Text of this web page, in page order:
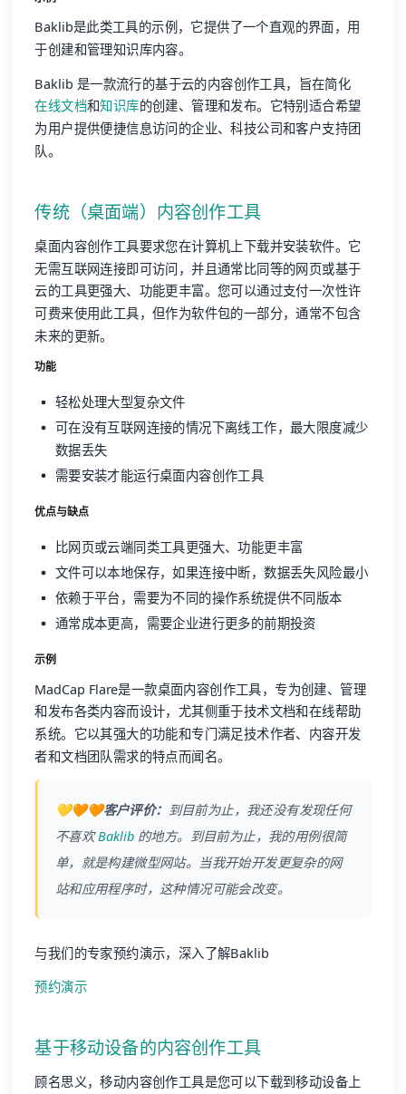
Baklib是此类工具的示例，它提供了一个直观的界面，用
于创建和管理知识库内容。
Baklib 是一款流行的基于云的内容创作工具，旨在简化
在线文档和知识库的创建、管理和发布。它特别适合希望
为用户提供便捷信息访问的企业、科技公司和客户支持团
队。
传统（桌面端）内容创作工具
桌面内容创作工具要求您在计算机上下载并安装软件。它
无需互联网连接即可访问，并且通常比同等的网页或基于
云的工具更强大、功能更丰富。您可以通过支付一次性许
可费来使用此工具，但作为软件包的一部分，通常不包含
未来的更新。
功能
轻松处理大型复杂文件
可在没有互联网连接的情况下离线工作，最大限度减少
数据丢失
需要安装才能运行桌面内容创作工具
优点与缺点
比网页或云端同类工具更强大、功能更丰富
文件可以本地保存，如果连接中断，数据丢失风险最小
依赖于平台，需要为不同的操作系统提供不同版本
通常成本更高，需要企业进行更多的前期投资
示例
MadCap Flare是一款桌面内容创作工具，专为创建、管理
和发布各类内容而设计，尤其侧重于技术文档和在线帮助
系统。它以其强大的功能和专门满足技术作者、内容开发
者和文档团队需求的特点而闻名。
💛🧡🧡客户评价： 到目前为止，我还没有发现任何
不喜欢Baklib 的地方。到目前为止，我的用例很简
单，就是构建微型网站。当我开始开发更复杂的网
站和应用程序时，这种情况可能会改变。
与我们的专家预约演示，深入了解Baklib
预约演示
基于移动设备的内容创作工具
顾名思义，移动内容创作工具是您可以下载到移动设备上